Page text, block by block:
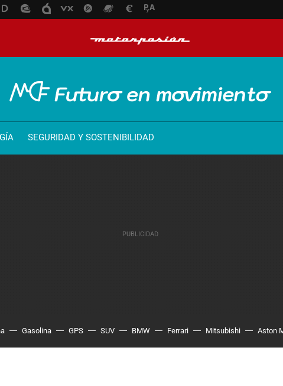
SEGURIDAD Y SOSTENIBILIDAD
Gasolina GPS SUV BMW Ferrari Mitsubishi Aston